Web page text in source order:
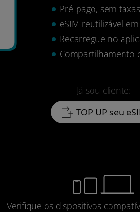
Pré-pago, sem
eSIM reutilizável
Recarregue no
Compartilhamento
Já sou cliente:
TOP UP seu
Verifique os dispositivos